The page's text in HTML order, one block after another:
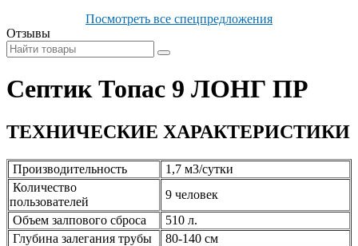
Посмотреть все спецпредложения
Отзывы
Септик Топас 9 ЛОНГ ПР
ТЕХНИЧЕСКИЕ ХАРАКТЕРИСТИКИ
Производительность
1,7 м3/сутки
Количество
пользователей
9 человек
Объем залпового сброса
510 л.
Глубина залегания трубы
80-140 см